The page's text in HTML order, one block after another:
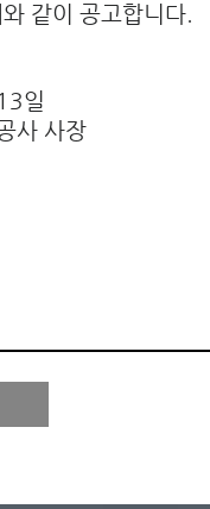
같이 공고합니다.
일
사 사장